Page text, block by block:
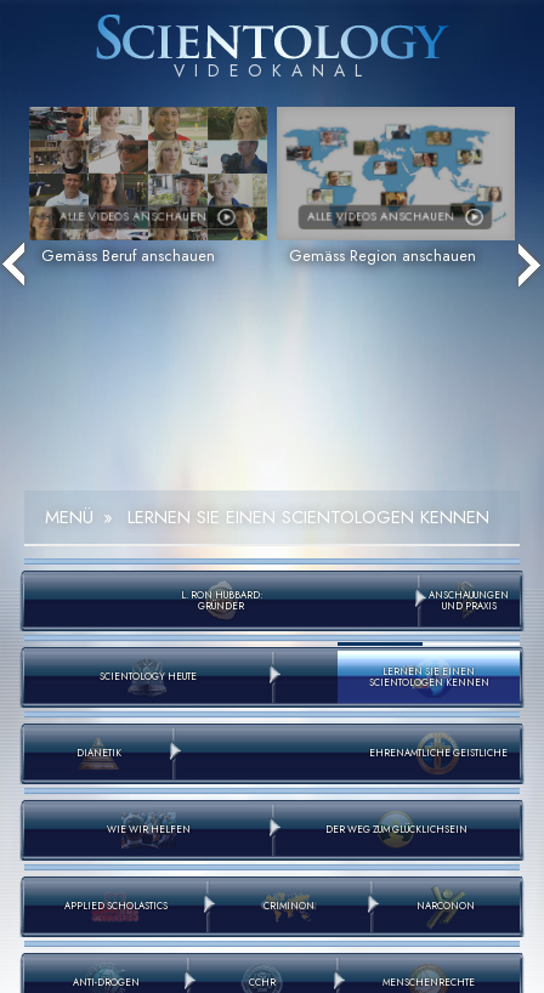
ALLE VIDEOS ANSCHAUEN
Gemäss Beruf anschauen
ALLE VIDEOS ANSCHAUEN
Gemäss Region anschauen
MENÜ » LERNEN SIE EINEN SCIENTOLOGEN KENNEN
L. RON HUBBARD:
GRÜNDER
ANSCHAUUNGEN
UND PRAXIS
SCIENTOLOGY HEUTE LERNEN SIE EINEN
SCIENTOLOGEN KENNEN
DIANETIK EHRENAMTLICHE GEISTLICHE
WIE WIR HELFEN DER WEG ZUM GLÜCKLICHSEIN
APPLIED SCHOLASTICS CRIMINON NARCONON
ANTI-DROGEN CCHR MENSCHENRECHTE